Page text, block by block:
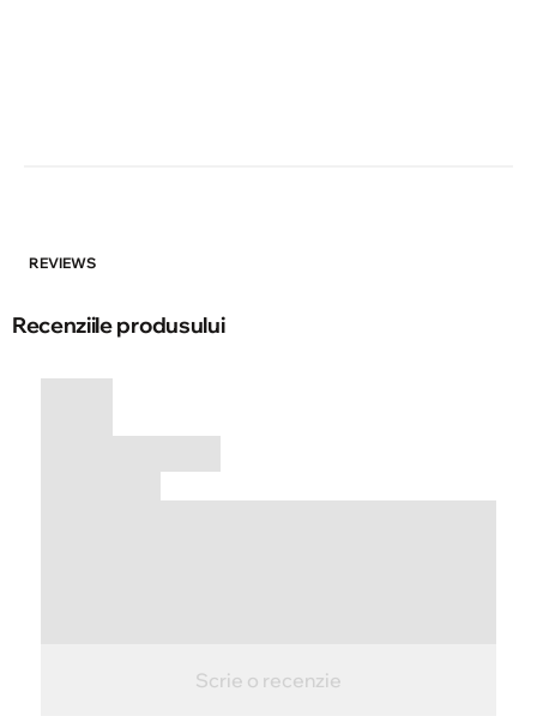
REVIEWS
Recenziile produsului
Scrie o recenzie